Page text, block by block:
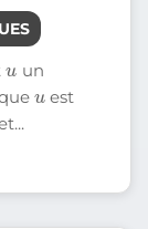
un
u
est